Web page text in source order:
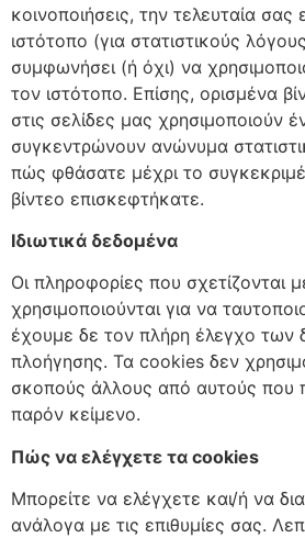
κοινοποιήσεις, την τελευταία
ιστότοπο (για στατιστικούς
συμφωνήσει (ή όχι) να
τον ιστότοπο. Επίσης, ορισμένα
στις σελίδες μας χρησιμοποιούν
συγκεντρώνουν ανώνυμα
πώς φθάσατε μέχρι το
βίντεο επισκεφτήκατε.
Ιδιωτικά δεδομένα
Οι πληροφορίες που σχετίζονται
χρησιμοποιούνται για να
έχουμε δε τον πλήρη έλεγχο των
πλοήγησης. Τα cookies δεν
σκοπούς άλλους από αυτούς που
παρόν κείμενο.
Πώς να ελέγχετε τα cookies
Μπορείτε να ελέγχετε και/ή να
ανάλογα με τις επιθυμίες σας.